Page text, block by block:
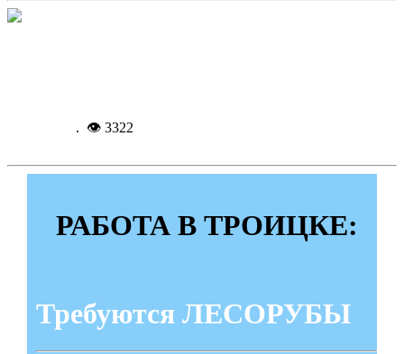
. 👁 3322
РАБОТА В ТРОИЦКЕ:
Требуются ЛЕСОРУБЫ